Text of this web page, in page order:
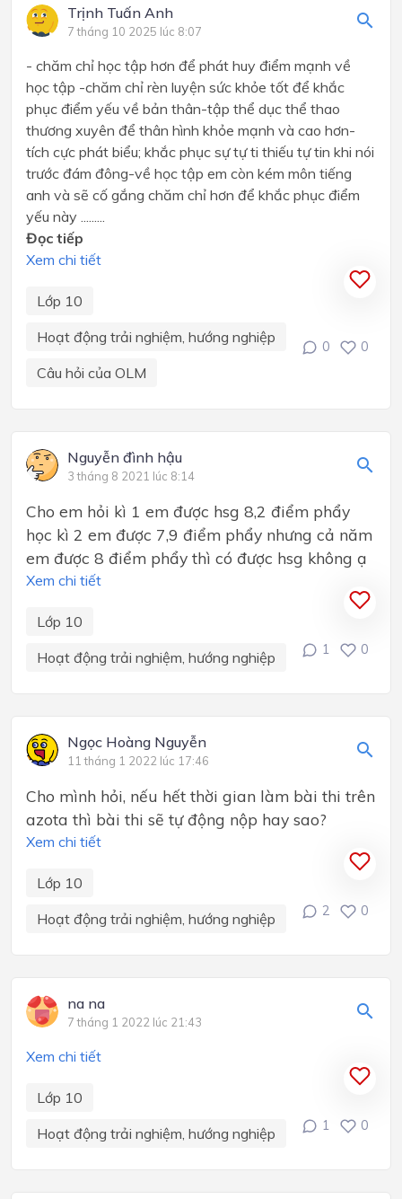
Trịnh Tuấn Anh
7 tháng 10 2025 lúc 8:07
- chăm chỉ học tập hơn để phát huy điểm mạnh về
học tập -chăm chỉ rèn luyện sức khỏe tốt để khắc
phục điểm yếu về bản thân-tập thể dục thể thao
thương xuyên để thân hình khỏe mạnh và cao hơn-
tích cực phát biểu; khắc phục sự tự ti thiếu tự tin khi nói
trước đám đông-về học tập em còn kém môn tiếng
anh và sẽ cố gắng chăm chỉ hơn để khắc phục điểm
yếu này .........
Đọc tiếp
Xem chi tiết
Lớp 10
Hoạt động trải nghiệm, hướng nghiệp
Câu hỏi của OLM
0 0
Nguyễn đình hậu
3 tháng 8 2021 lúc 8:14
Cho em hỏi kì 1 em được hsg 8,2 điểm phẩy
học kì 2 em được 7,9 điểm phẩy nhưng cả năm
em được 8 điểm phẩy thì có được hsg không ạ
Xem chi tiết
Lớp 10
Hoạt động trải nghiệm, hướng nghiệp
1 0
Ngọc Hoàng Nguyễn
11 tháng 1 2022 lúc 17:46
Cho mình hỏi, nếu hết thời gian làm bài thi trên
azota thì bài thi sẽ tự động nộp hay sao?
Xem chi tiết
Lớp 10
Hoạt động trải nghiệm, hướng nghiệp
2 0
na na
7 tháng 1 2022 lúc 21:43
Xem chi tiết
Lớp 10
Hoạt động trải nghiệm, hướng nghiệp
1 0